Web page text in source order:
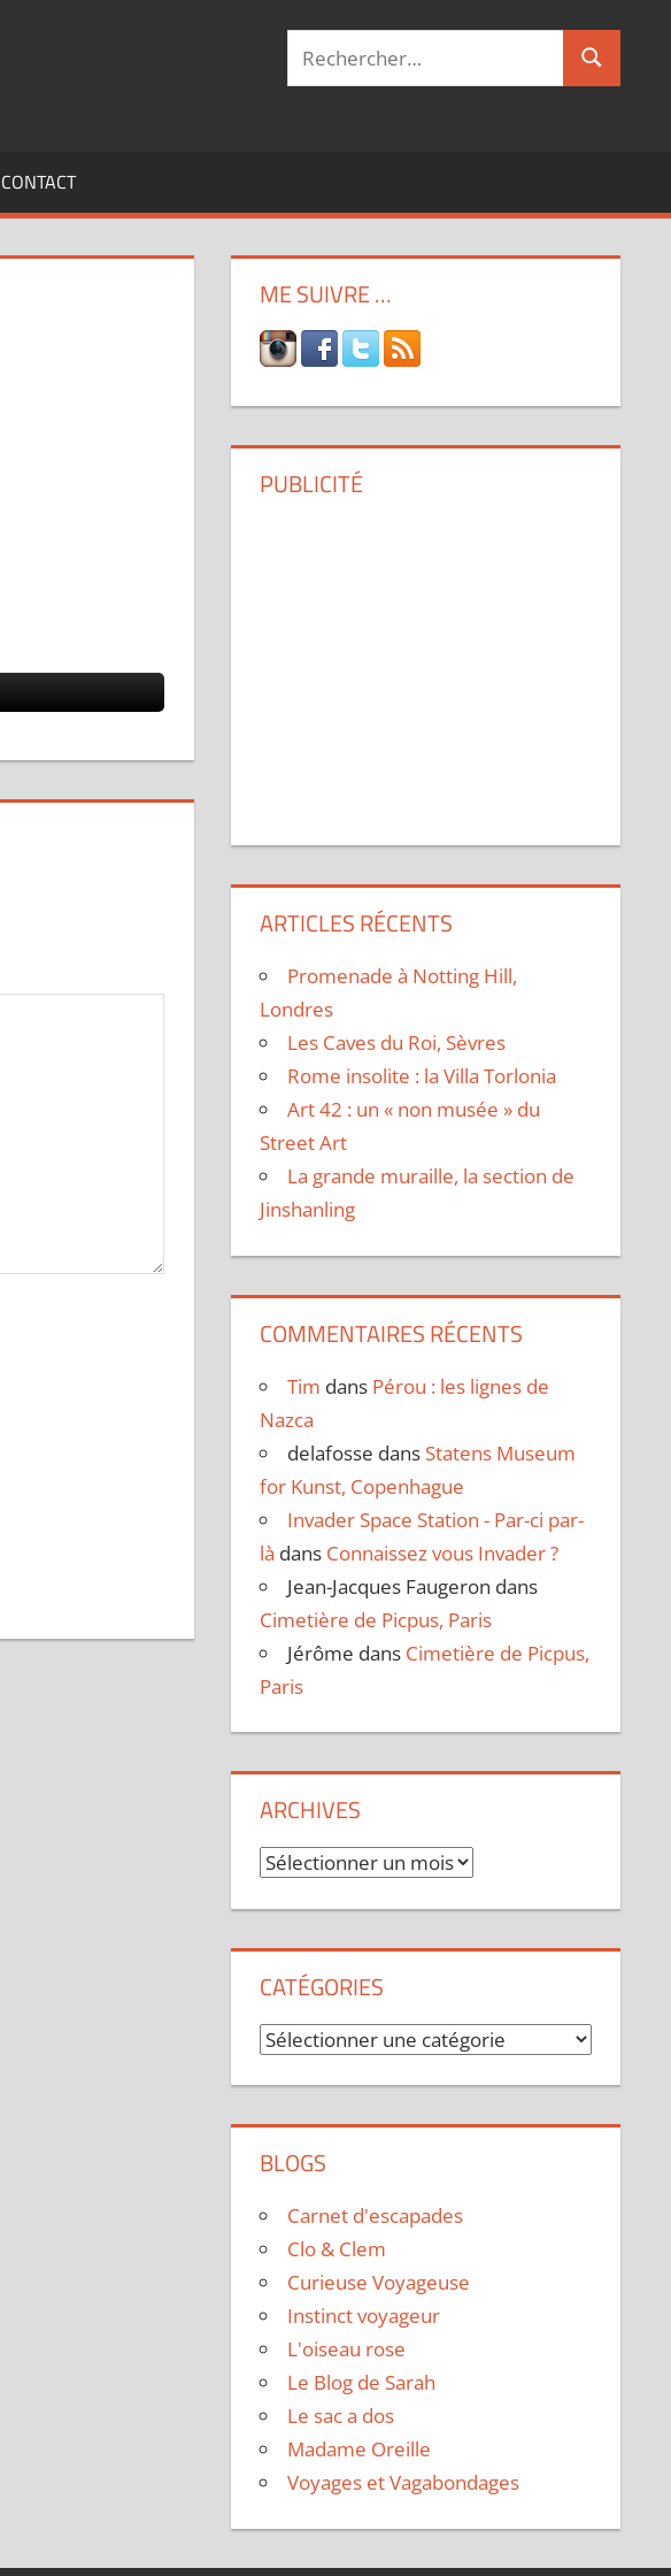
Recherche
CONTACT
ME SUIVRE …
PUBLICITÉ
ARTICLES RÉCENTS
Promenade à Notting Hill,
Londres
Les Caves du Roi, Sèvres
Rome insolite : la Villa Torlonia
Art 42 : un « non musée » du
Street Art
La grande muraille, la section de
Jinshanling
COMMENTAIRES RÉCENTS
Tim dans Pérou : les lignes de
Nazca
delafosse dans Statens Museum
for Kunst, Copenhague
Invader Space Station - Par-ci par-
là dans Connaissez vous Invader ?
Jean-Jacques Faugeron dans
Cimetière de Picpus, Paris
Jérôme dans Cimetière de Picpus,
Paris
ARCHIVES
Archives
CATÉGORIES
Catégories
BLOGS
Carnet d'escapades
Clo & Clem
Curieuse Voyageuse
Instinct voyageur
L'oiseau rose
Le Blog de Sarah
Le sac a dos
Madame Oreille
Voyages et Vagabondages